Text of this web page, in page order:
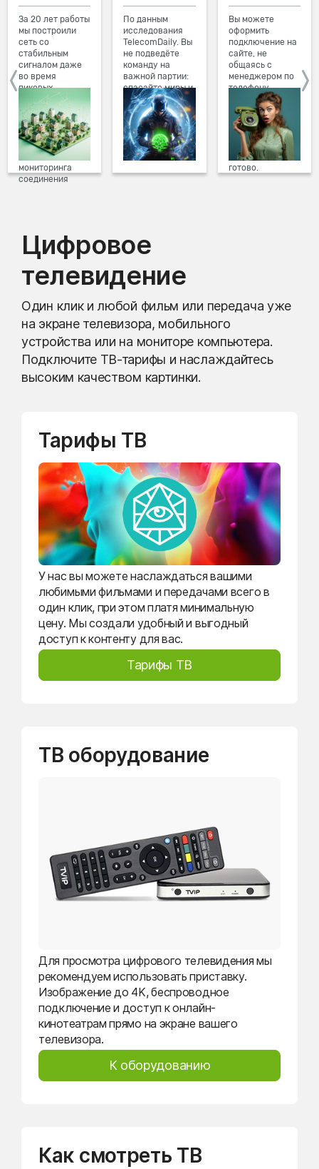
За 20 лет работы
мы построили
сеть со
стабильным
сигналом даже
во время
пиковых
нагрузок в
вечернее время.
Мы постоянно
обновляем наше
оборудование в
домах, а система
мониторинга
соединения
По данным
исследования
TelecomDaily. Вы
не подведёте
команду на
важной партии:
спасайте миры и
побеждайте с
друзьями в
онлайн-играх.
Вы можете
оформить
подключение на
сайте, не
общаясь с
менеджером по
телефону.
Просто в три
клика заполните
форму заявки на
сайте, выберите
дату и время
подключения,
готово.
Цифровое
телевидение
Один клик и любой фильм или передача уже
на экране телевизора, мобильного
устройства или на мониторе компьютера.
Подключите ТВ-тарифы и наслаждайтесь
высоким качеством картинки.
Тарифы ТВ
У нас вы можете наслаждаться вашими
любимыми фильмами и передачами всего в
один клик, при этом платя минимальную
цену. Мы создали удобный и выгодный
доступ к контенту для вас.
Тарифы ТВ
ТВ оборудование
Для просмотра цифрового телевидения мы
рекомендуем использовать приставку.
Изображение до 4K, беспроводное
подключение и доступ к онлайн-
кинотеатрам прямо на экране вашего
телевизора.
К оборудованию
Как смотреть ТВ